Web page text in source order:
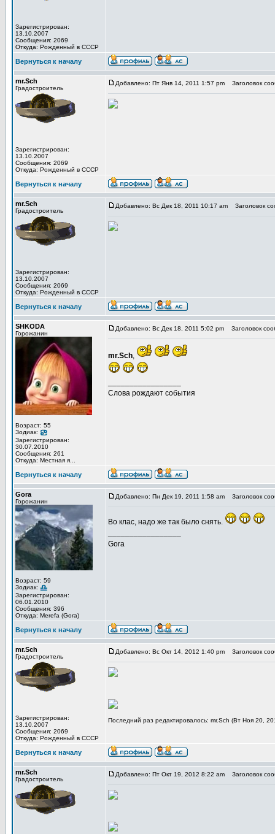
Зарегистрирован:
13.10.2007
Сообщения: 2069
Откуда: Рожденный в СССР
Вернуться к началу
mr.Sch
Градостроитель
Зарегистрирован:
13.10.2007
Сообщения: 2069
Откуда: Рожденный в СССР
Добавлено: Пт Янв 14, 2011 1:57 pm Заголовок
Вернуться к началу
mr.Sch
Градостроитель
Зарегистрирован:
13.10.2007
Сообщения: 2069
Откуда: Рожденный в СССР
Добавлено: Вс Дек 18, 2011 10:17 am Заголовок
Вернуться к началу
SHKODA
Горожанин
Возраст: 55
Зодиак:
Зарегистрирован:
30.07.2010
Сообщения: 261
Откуда: Местная я...
Добавлено: Вс Дек 18, 2011 5:02 pm Заголовок
mr.Sch,
Слова рождают события
Вернуться к началу
Gora
Горожанин
Возраст: 59
Зодиак:
Зарегистрирован:
06.01.2010
Сообщения: 396
Откуда: Merefa (Gora)
Добавлено: Пн Дек 19, 2011 1:58 am Заголовок
Во клас, надо же так было снять.
Gora
Вернуться к началу
mr.Sch
Градостроитель
Зарегистрирован:
13.10.2007
Сообщения: 2069
Откуда: Рожденный в СССР
Добавлено: Вс Окт 14, 2012 1:40 pm Заголовок
Последний раз редактировалось: mr.Sch (Вт Ноя 20,
Вернуться к началу
mr.Sch
Градостроитель
Добавлено: Пт Окт 19, 2012 8:22 am Заголовок